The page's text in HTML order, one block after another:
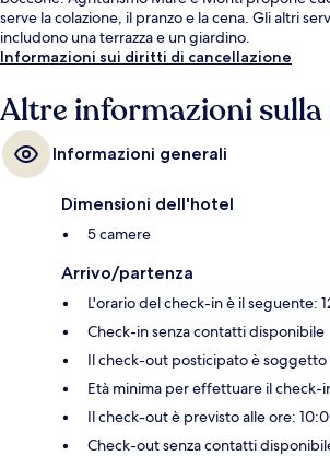
serve la colazione, il pranzo e la cena. Gli altri
includono una terrazza e un giardino.
Informazioni sui diritti di cancellazione
Altre informazioni
Informazioni generali
Dimensioni dell'hotel
5 camere
Arrivo/partenza
L'orario del check-in è il seguente:
Check-in senza contatti disponibile
Il check-out posticipato è
Età minima per effettuare il check-
Il check-out è previsto alle ore:
Check-out senza contatti